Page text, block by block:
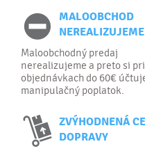
MALOOBCHOD
NEREALIZUJEME
Maloobchodný predaj
nerealizujeme a preto si pri
objednávkach do 60€
manipulačný poplatok.
ZVÝHODNENÁ
DOPRAVY